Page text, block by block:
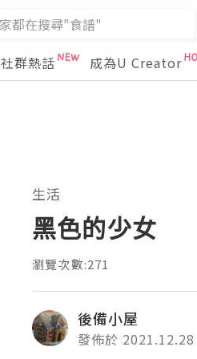
社群熱話 成為U Creator
生活
黑色的少女
瀏覽次數:271
後備小屋
發佈於 2021.12.28